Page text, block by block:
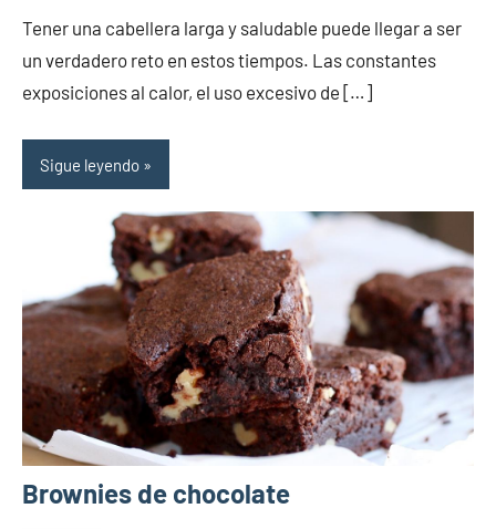
la
salud
comentarios
Tener una cabellera larga y saludable puede llegar a ser
un verdadero reto en estos tiempos. Las constantes
exposiciones al calor, el uso excesivo de […]
Sigue leyendo
Brownies de chocolate